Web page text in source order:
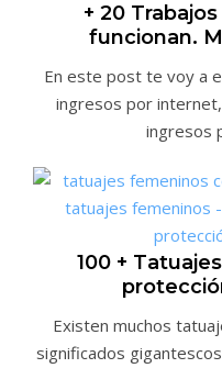
+ 20
funcionan.
En este post te voy a
ingresos por
ingresos
100 +
Existen muchos
significados